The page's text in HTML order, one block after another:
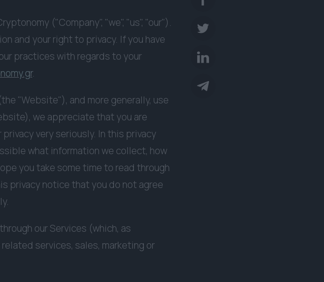
("Company", "we", "us", "our").
and your right to privacy. If you have
practices with regards to your
.
"Website"), and more generally, use
we appreciate that you are
very seriously. In this privacy
what information we collect, how
you take some time to read through
privacy notice that you do not agree
our Services (which, as
services, sales, marketing or